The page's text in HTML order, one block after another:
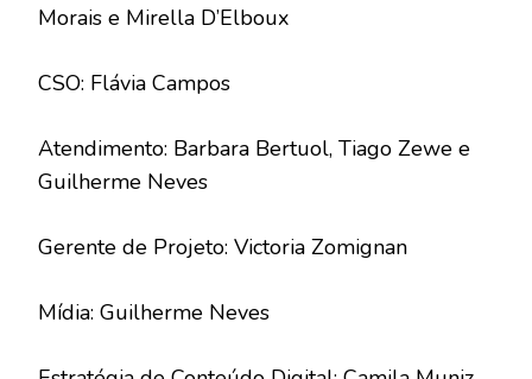
Morais e Mirella D’Elboux
CSO: Flávia Campos
Atendimento: Barbara Bertuol, Tiago Zewe e
Guilherme Neves
Gerente de Projeto: Victoria Zomignan
Mídia: Guilherme Neves